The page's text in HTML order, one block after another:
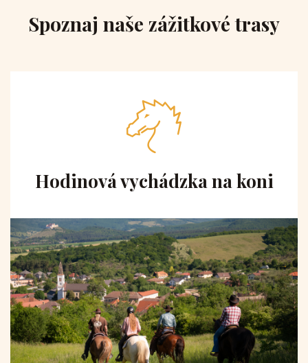
Spoznaj naše zážitkové trasy
Hodinová vychádzka na koni